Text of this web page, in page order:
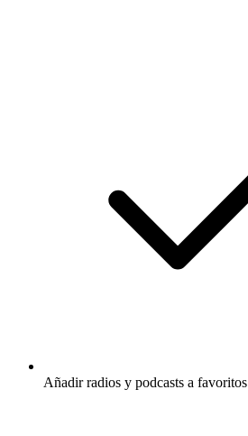
Añadir radios y podcasts a favoritos